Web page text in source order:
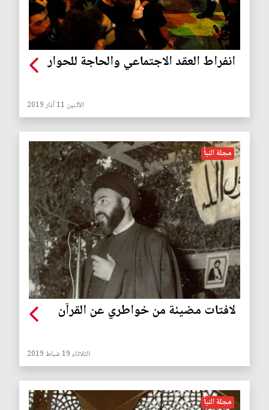
انفراط العقد الاجتماعي والحاجة للحوار
الأثنين 11 آذار 2019
مجلة النبأ
لافتات مضيئة من خواطري عن القرآن
الثلاثاء 19 شباط 2019
مجلة النبأ